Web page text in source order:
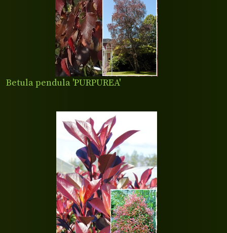
Betula pendula 'PURPUREA'